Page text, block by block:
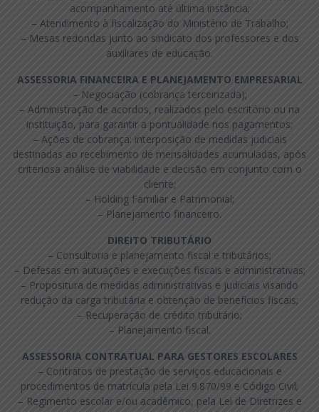
acompanhamento até última instância;
– Atendimento à fiscalização do Ministério de Trabalho;
– Mesas redondas junto ao sindicato dos professores e dos
auxiliares de educação.
ASSESSORIA FINANCEIRA E PLANEJAMENTO EMPRESARIAL
– Negociação (cobrança terceirizada);
– Administração de acordos, realizados pelo escritório ou na
instituição, para garantir a pontualidade nos pagamentos;
– Ações de cobrança: interposição de medidas judiciais
destinadas ao recebimento de mensalidades acumuladas, após
criteriosa análise de viabilidade e decisão em conjunto com o
cliente;
– Holding Familiar e Patrimonial;
– Planejamento financeiro.
DIREITO TRIBUTÁRIO
– Consultoria e planejamento fiscal e tributários;
– Defesas em autuações e execuções fiscais e administrativas;
– Propositura de medidas administrativas e judiciais visando
redução da carga tributária e obtenção de benefícios fiscais;
– Recuperação de crédito tributário;
– Planejamento fiscal.
ASSESSORIA CONTRATUAL PARA GESTORES ESCOLARES
– Contratos de prestação de serviços educacionais e
procedimentos de matrícula pela Lei 9.870/99 e Código Civil;
– Regimento escolar e/ou acadêmico, pela Lei de Diretrizes e